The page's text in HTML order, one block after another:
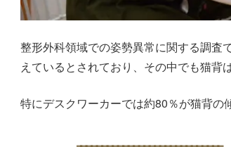
整形外科領域での姿勢異常に関する調査
えているとされており、その中でも猫背
特にデスクワーカーでは約80％が猫背の